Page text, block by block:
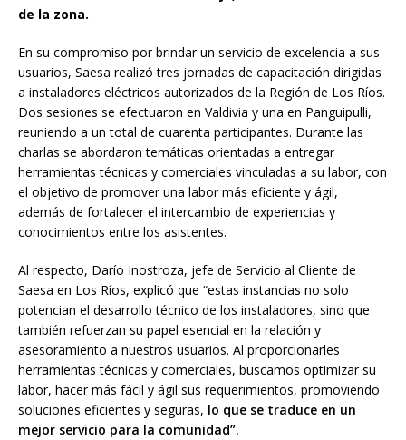
de la zona.
En su compromiso por brindar un servicio de excelencia a sus
usuarios, Saesa realizó tres jornadas de capacitación dirigidas
a instaladores eléctricos autorizados de la Región de Los Ríos.
Dos sesiones se efectuaron en Valdivia y una en Panguipulli,
reuniendo a un total de cuarenta participantes. Durante las
charlas se abordaron temáticas orientadas a entregar
herramientas técnicas y comerciales vinculadas a su labor, con
el objetivo de promover una labor más eficiente y ágil,
además de fortalecer el intercambio de experiencias y
conocimientos entre los asistentes.
Al respecto, Darío Inostroza, jefe de Servicio al Cliente de
Saesa en Los Ríos, explicó que “estas instancias no solo
potencian el desarrollo técnico de los instaladores, sino que
también refuerzan su papel esencial en la relación y
asesoramiento a nuestros usuarios. Al proporcionarles
herramientas técnicas y comerciales, buscamos optimizar su
labor, hacer más fácil y ágil sus requerimientos, promoviendo
soluciones eficientes y seguras, lo que se traduce en un
mejor servicio para la comunidad”.